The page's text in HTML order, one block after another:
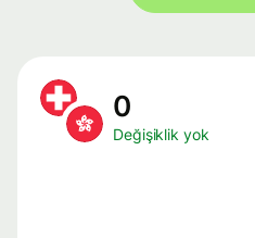
0
Değişiklik yok